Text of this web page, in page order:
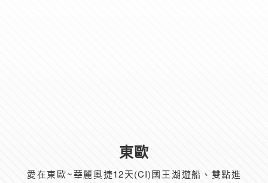
東歐
愛在東歐~華麗奧捷12天(CI)國王湖遊船、雙點進